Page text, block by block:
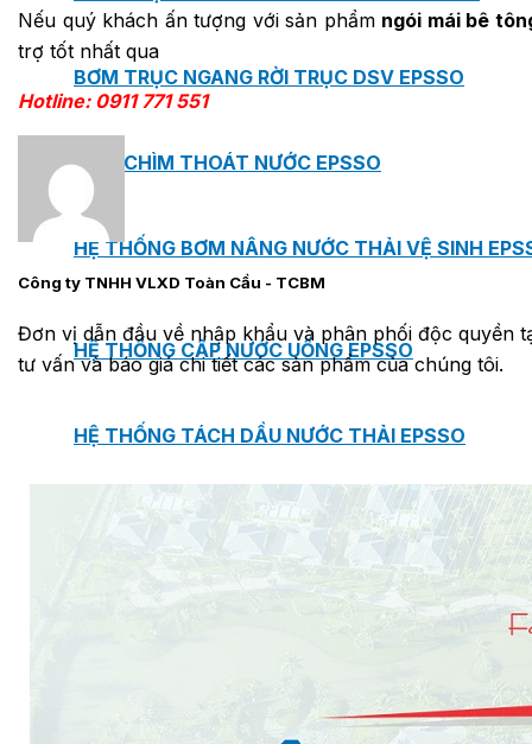
BƠM TRỤC NGANG RỜI TRỤC DSV EPSSO
BƠM CHÌM THOÁT NƯỚC EPSSO
HỆ THỐNG BƠM NÂNG NƯỚC THẢI VỆ SINH
HỆ THỐNG CẤP NƯỚC UỐNG EPSSO
HỆ THỐNG TÁCH DẦU NƯỚC THẢI EPSSO
HỆ THỐNG XỬ LÝ NƯỚC THẢI THÔNG MINH
PHÒNG BƠM (PUMP ROOM) EPSSO
TRẠM BƠM TÍCH HỢP SẴN THÔNG MINH EPSSO
Nếu quý khách ấn tượng với sản phẩm ngói mái bê
trợ tốt nhất qua
Hotline: 0911 771 551
Công ty TNHH VLXD Toàn Cầu - TCBM
Đơn vị dẫn đầu về nhập khẩu và phân phối độc quyền
tư vấn và báo giá chi tiết các sản phẩm của chúng tôi.